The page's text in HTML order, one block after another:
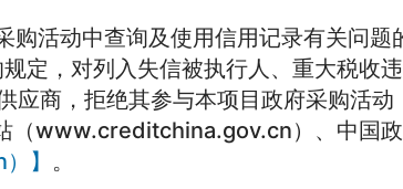
购活动中查询及使用信用记录有关问
定，对列入失信被执行人、重大税收
应商，拒绝其参与本项目政府采购活
（www.creditchina.gov.cn）、中国
】 。